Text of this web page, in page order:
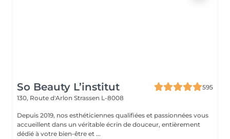
So Beauty L’institut
595
130, Route d'Arlon Strassen L-8008
Depuis 2019, nos esthéticiennes qualifiées et passionnées vous
accueillent dans un véritable écrin de douceur, entièrement
dédié à votre bien-être et ...